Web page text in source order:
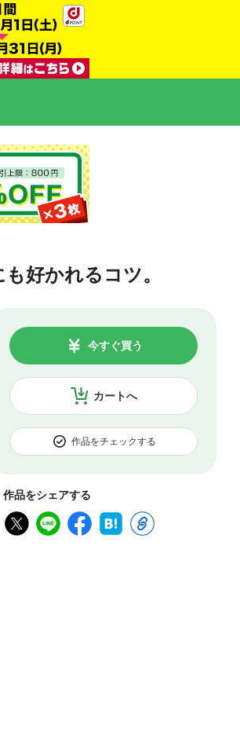
好かれるコツ。
カートへ
今すぐ買う
作品をチェックする
作品をシェアする